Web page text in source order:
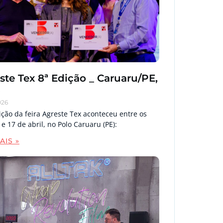
Tex 8ª Edição _ Caruaru/PE,
da feira Agreste Tex aconteceu entre os
17 de abril, no Polo Caruaru (PE):
»